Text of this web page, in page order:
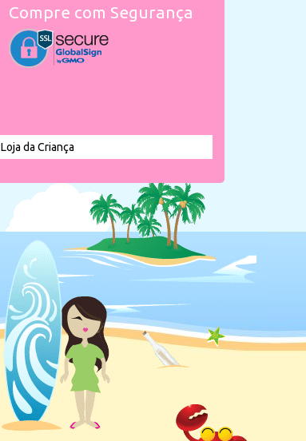
Compre com Segurança
Loja da Criança